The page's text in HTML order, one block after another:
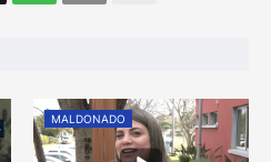
MALDONADO